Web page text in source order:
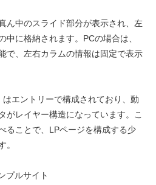
ん中のスライド部分が表示され、左
中に格納されます。PCの場合は、
で、左右カラムの情報は固定で表示
エントリーで構成されており、動
がレイヤー構造になっています。こ
ることで、LPページを構成する少
。
プルサイト